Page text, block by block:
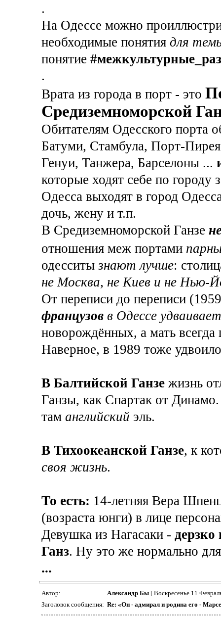
.
На Одессе можно
необходимые понятия для
понятие
.
Врата из города в порт - это
Средиземноморской
Обитателям Одесского порта
Батуми, Стамбула, Порт-
Генуи, Танжера, Барселоны ...
которые ходят себе по городу
Одесса выходят в город
дочь, жену и т.п.
В Средиземноморской Ганзе
отношения меж портами
одесситызнают лучше:
не Москва, не Киев и не
От переписи до переписи
французовв Одессе
новорождённых, а мать всегда
Наверное, в 1989 тоже
В Балтийской Ганзежизнь
Ганзы, как Спартак от
там английский эль.
В Тихоокеанской Ганзе, к
своя жизнь.
То есть: 14-летняя Вера
(возраста юнги) в лице
Девушка из Нагасаки -
Ганз. Ну это же нормально
...
Автор: Александр Бы[ Воскресенье 11
Заголовок сообщения: Re: «Он - адмирал и родина его -